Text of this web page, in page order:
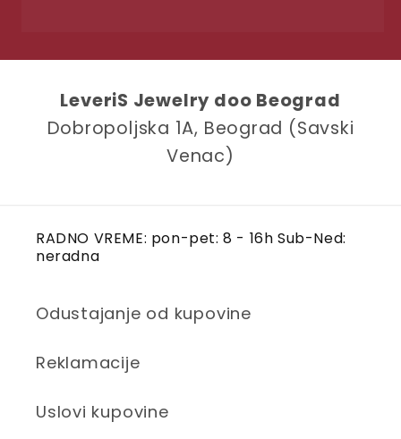
LeveriS Jewelry doo Beograd
Dobropoljska 1A, Beograd (Savski
Venac)
RADNO VREME: pon-pet: 8 - 16h Sub-Ned:
neradna
Odustajanje od kupovine
Reklamacije
Uslovi kupovine